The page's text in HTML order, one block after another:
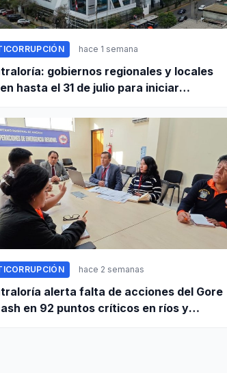
hace 1 semana
gobiernos regionales y locales
hasta el 31 de julio para iniciar
hace 2 semanas
alerta falta de acciones del Gore
en 92 puntos críticos en ríos y